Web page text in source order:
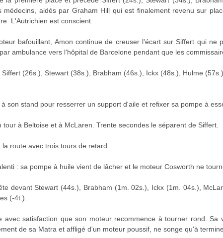
médecins, aidés par Graham Hill qui est finalement revenu sur
L'Autrichien est conscient.
bafouillant, Amon continue de creuser l'écart sur Siffert qui ne
ambulance vers l'hôpital de Barcelone pendant que les
Siffert (26s.), Stewart (38s.), Brabham (46s.), Ickx (48s.), Hulme
son stand pour resserrer un support d'aile et refixer sa pompe à
tour à Beltoise et à McLaren. Trente secondes le séparent de Siffert.
route avec trois tours de retard.
: sa pompe à huile vient de lâcher et le moteur Cosworth ne
devant Stewart (44s.), Brabham (1m. 02s.), Ickx (1m. 04s.),
(-4t.).
avec satisfaction que son moteur recommence à tourner rond. Sa
de sa Matra et affligé d'un moteur poussif, ne songe qu'à